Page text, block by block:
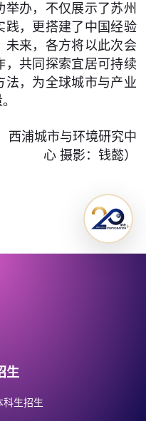
办，不仅展示了苏州
践，更搭建了中国经验
未来，各方将以此次会
，共同探索宜居可持续
法，为全球城市与产业
西浦城市与环境研究中
心 摄影：钱懿）
生
科生招生